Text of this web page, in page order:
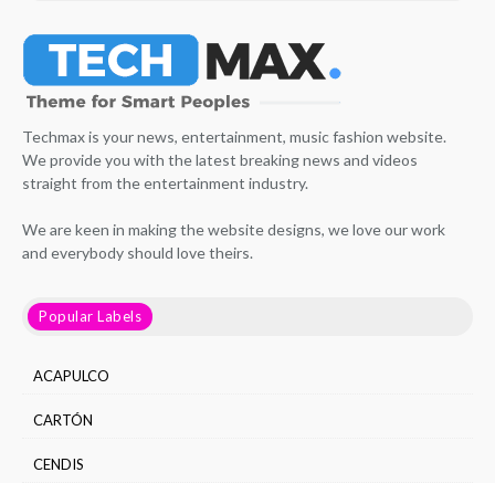
Techmax is your news, entertainment, music fashion website.
We provide you with the latest breaking news and videos
straight from the entertainment industry.
We are keen in making the website designs, we love our work
and everybody should love theirs.
Popular Labels
ACAPULCO
CARTÓN
CENDIS